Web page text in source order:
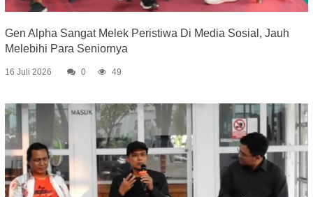
Gen Alpha Sangat Melek Peristiwa Di Media Sosial, Jauh
Melebihi Para Seniornya
16 Juli 2026 0 49